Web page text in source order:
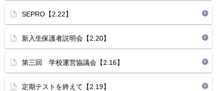
SEPRO【2.22】
新入生保護者説明会【2.20】
第三回 学校運営協議会【2.16】
定期テストを終えて【2.19】